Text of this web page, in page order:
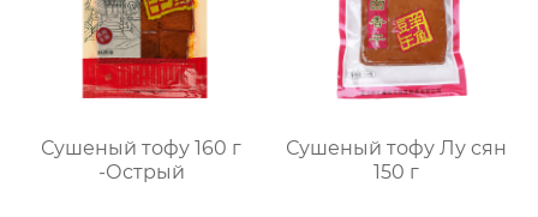
Сушеный тофу 160 г
-Острый
Сушеный тофу Лу сян
150 г